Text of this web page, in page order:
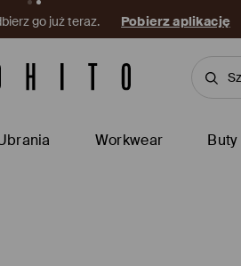
go już teraz. Pobierz aplikację
Workwear Buty